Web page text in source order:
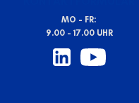
MO - FR:
9.00 - 17.00 UHR